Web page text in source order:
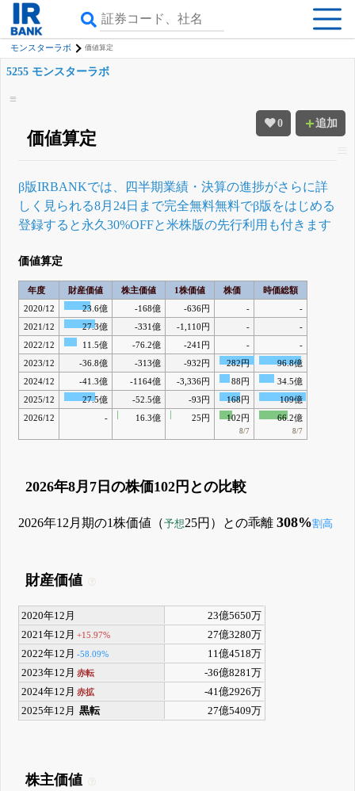
モンスターラボ 価値算定
0 追加
5255 モンスターラボ
価値算定
β版IRBANKでは、 四半期業績・決算の進捗がさらに詳
しく見られる8月24日まで完全無料無料でβ版をはじめる
登録すると永久30%OFFと米株版の先行利用も付きます
価値算定
年度 財産価値 株主価値 1株価値 株価
時価総額
2020/12
23.6億 -168億 -636円 -
-
2021/12
27.3億 -331億 -1,110円 -
-
2022/12
11.5億 -76.2億 -241円 -
-
2023/12
-36.8億 -313億 -932円 282円
96.8億
2024/12
-41.3億 -1164億 -3,336円 88円
34.5億
2025/12
27.5億 -52.5億 -93円 168円
109億
2026/12
- 16.3億 25円 102円
8/7
66.2億
8/7
2026年8月7日の株価102円との比較
2026年12月期の1株価値（予想25円）との乖離308%割高
財産価値
2020年12月
23億5650万
2021年12月 +15.97%
27億3280万
2022年12月 -58.09%
11億4518万
2023年12月 赤転
-36億8281万
2024年12月 赤拡
-41億2926万
2025年12月 黒転 27億5409万
株主価値